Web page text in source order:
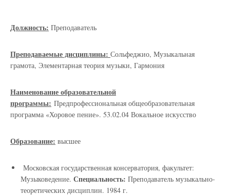
Должность: Преподаватель
Преподаваемые дисциплины: Сольфеджио, Музыкальная
грамота, Элементарная теория музыки, Гармония
Наименование образовательной
программы: Предпрофессиональная общеобразовательная
программа «Хоровое пение». 53.02.04 Вокальное искусство
Образование: высшее
Московская государственная консерватория, факультет:
Музыковедение. Специальность: Преподаватель музыкально-
теоретических дисциплин. 1984 г.